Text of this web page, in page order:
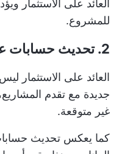
العائد على الاستثمار
للمشروع.
2. تحديث حسابات عائد الاستثمار بانتظام
العائد على الاستثمار
جديدة مع تقدم
غير متوقعة.
كما يعكس تحديث حسابات